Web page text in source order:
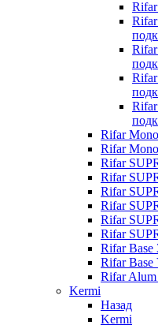
Rifar
Rifar
Rifar
Rifar
Rifar
Rifar
Rifar
Rifar
Rifar Base
Rifar Base
Rifar
Kermi
Назад
Kermi